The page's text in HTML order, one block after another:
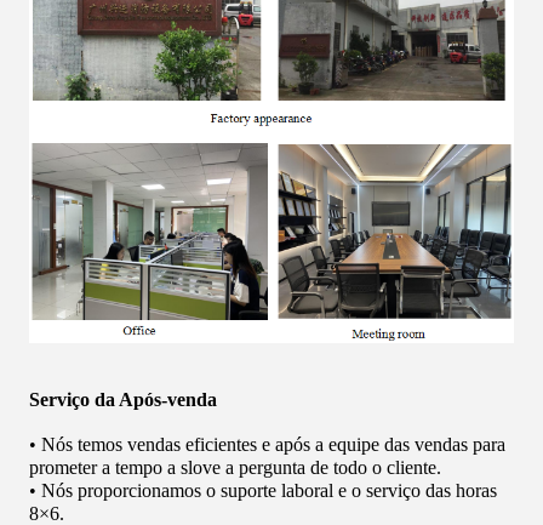
Serviço da Após-venda
• Nós temos vendas eficientes e após a equipe das vendas para
prometer a tempo a slove a pergunta de todo o cliente.
• Nós proporcionamos o suporte laboral e o serviço das horas
8×6.